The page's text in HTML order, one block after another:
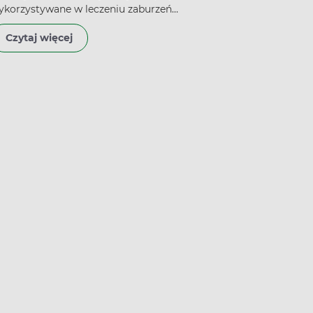
w leczeniu zaburzeń
Najczęściej stosuje się je, gdy
cierpi na dolegliwości psychiczne wraz z
urojeniami. Oprócz leczenia
Czytaj więcej